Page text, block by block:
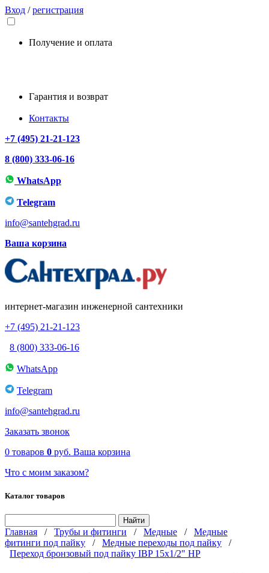
Вход /регистрация
Получение и оплата
Гарантия и возврат
Контакты
+7 (495) 21-21-123
8 (800) 333-06-16
WhatsApp
Telegram
info@santehgrad.ru
Ваша корзина
интернет-магазин инженерной сантехники
+7 (495) 21-21-123
8 (800) 333-06-16
WhatsApp
Telegram
info@santehgrad.ru
Заказать звонок
0 товаров 0 руб. Ваша корзина
Что с моим заказом?
Каталог товаров
Главная / Трубы и фитинги / Медные / Медные
фитинги под пайку / Медные переходы под пайку /
Переход бронзовый под пайку IBP 15x1/2" НР